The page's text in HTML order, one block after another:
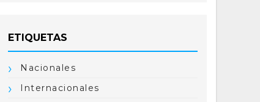
ETIQUETAS
Nacionales
Internacionales